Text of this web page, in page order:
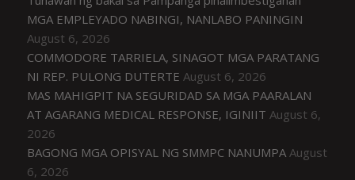
MGA EMPLEYADO NABINGI, NANLABO PANINGIN
August 6, 2026
COMMODORE TARRIELA, SINAGOT MGA PARATANG
NI REP. PULONG DUTERTE August 6, 2026
MAS MAHIGPIT NA SEGURIDAD SA MGA PAARALAN
AT AGARANG MEDICAL RESPONSE, IGINIIT August 6,
2026
BAGONG MGA OPISYAL NG SMMPC NANUMPA August
6, 2026